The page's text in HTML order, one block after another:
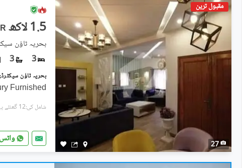
مقبول ترین
27
1.5 لاکھ
بحریہ ٹاؤن
3
3
Furnished
شامل کی:12 گھنٹے پہل